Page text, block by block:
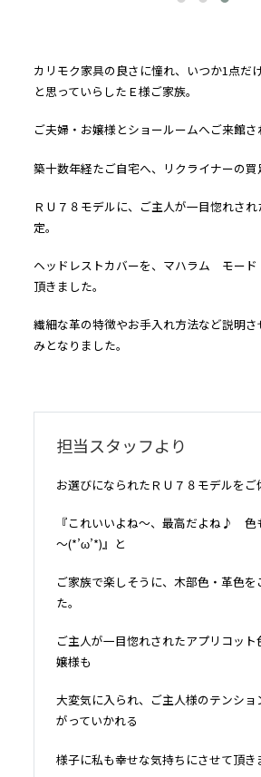
カリモク家具の良さに憧れ、いつか1点だ
と思っていらしたＥ様ご家族。
ご夫婦・お嬢様とショールームへご来館さ
築十数年経たご自宅へ、リクライナーの買
ＲＵ７８モデルに、ご主人が一目惚れさ
定。
ヘッドレストカバーを、マハラム モー
頂きました。
繊細な革の特徴やお手入れ方法など説明
みとなりました。
担当スタッフより
お選びになられたＲＵ７８モデルをご
『これいいよね～、最高だよね♪ 色
～(*’ω’*)』と
ご家族で楽しそうに、木部色・革色を
た。
ご主人が一目惚れされたアプリコット
嬢様も
大変気に入られ、ご主人様のテンシ
がっていかれる
様子に私も幸せな気持ちにさせて頂き